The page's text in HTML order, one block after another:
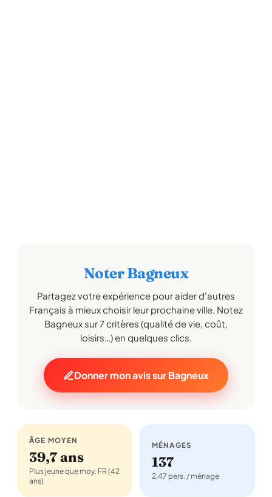
Noter Bagneux
Partagez votre expérience pour aider d'autres
Français à mieux choisir leur prochaine ville. Notez
Bagneux sur 7 critères (qualité de vie, coût,
loisirs…) en quelques clics.
Donner mon avis sur Bagneux
ÂGE MOYEN
39,7 ans
Plus jeune que moy. FR (42
ans)
MÉNAGES
137
2,47 pers. / ménage